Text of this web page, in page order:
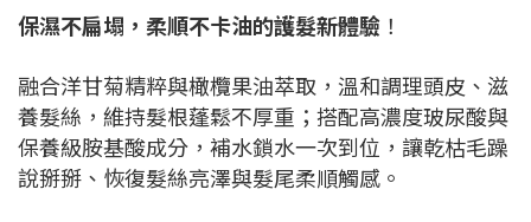
保濕不扁塌，柔順不卡油的護髮新體驗 ！
融合洋甘菊精粹與橄欖果油萃取，溫和調理頭皮、滋
養髮絲，維持髮根蓬鬆不厚重；搭配高濃度玻尿酸與
保養級胺基酸成分，補水鎖水一次到位，讓乾枯毛躁
說掰掰、恢復髮絲亮澤與髮尾柔順觸感。